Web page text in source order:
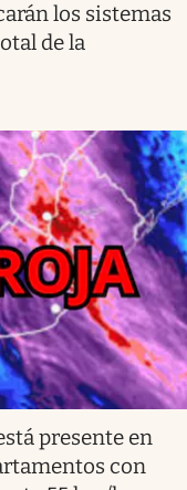
los sistemas
de la
presente en
con